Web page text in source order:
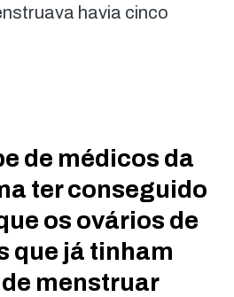
havia cinco
de médicos da
ter conseguido
os ovários de
que já tinham
menstruar